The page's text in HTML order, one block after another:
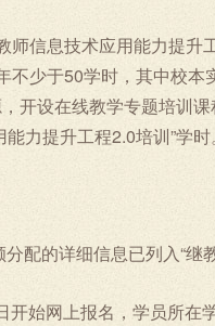
师信息技术应用能力提
不少于50学时，其中校
开设在线教学专题培训
力提升工程2.0培训”学
配的详细信息已列入“继
开始网上报名，学员所